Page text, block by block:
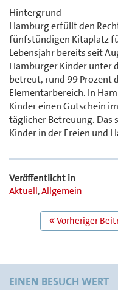
Hintergrund
Hamburg erfüllt den
fünfstündigen Kitaplatz
Lebensjahr bereits seit
Hamburger Kinder unter
betreut, rund 99 Prozent
Elementarbereich. In
Kinder einen Gutschein
täglicher Betreuung. Das
Kinder in der Freien und
Veröffentlicht in
Aktuell,Allgemein
BEITRAGS
NAVIGATION
Vorheriger
EINEN BESUCH WERT